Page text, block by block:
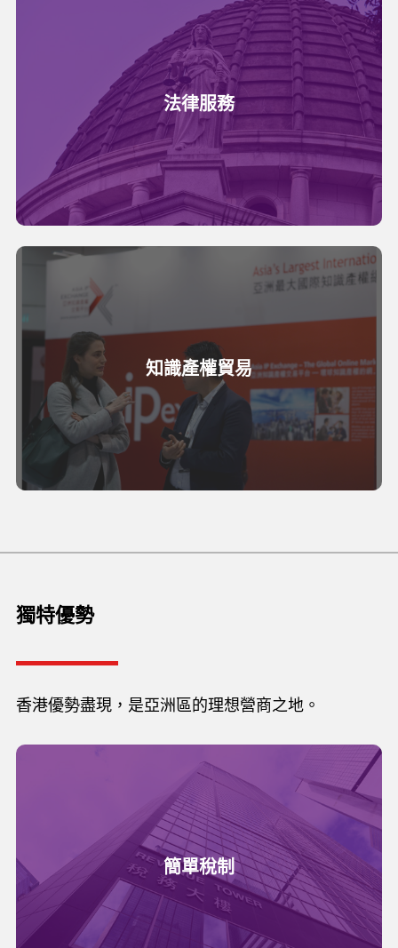
法律服務
知識產權貿易
獨特優勢
香港優勢盡現，是亞洲區的理想營商之地。
簡單稅制